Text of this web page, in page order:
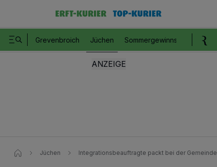
Grevenbroich Jüchen Sommergewinnspiel
Jüchen Integrationsbeauftragte packt bei der